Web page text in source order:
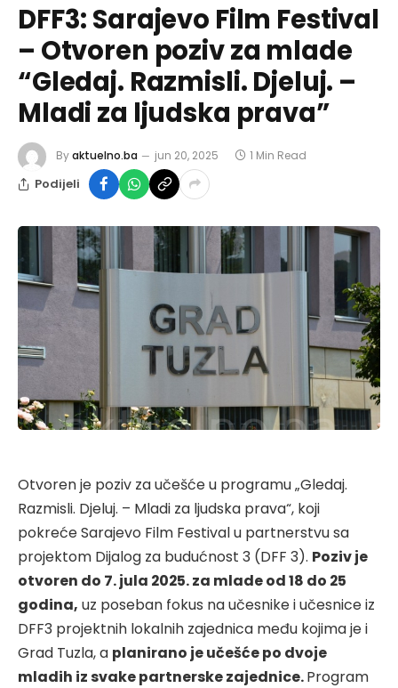
DFF3: Sarajevo Film Festival
– Otvoren poziv za mlade
“Gledaj. Razmisli. Djeluj. –
Mladi za ljudska prava”
Byaktuelno.ba jun 20, 2025 1 Min Read
Podijeli
Otvoren je poziv za učešće u programu „Gledaj.
Razmisli. Djeluj. – Mladi za ljudska prava“, koji
pokreće Sarajevo Film Festival u partnerstvu sa
projektom Dijalog za budućnost 3 (DFF 3). Poziv je
otvoren do 7. jula 2025. za mlade od 18 do 25
godina, uz poseban fokus na učesnike i učesnice iz
DFF3 projektnih lokalnih zajednica među kojima je i
Grad Tuzla, a planirano je učešće po dvoje
mladih iz svake partnerske zajednice.Program